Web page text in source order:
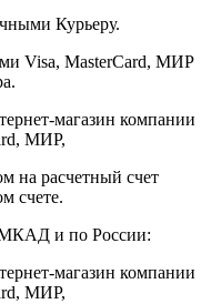
Курьеру.
Visa, MasterСard, МИР
магазин компании
МИР,
на расчетный счет
счете.
МКАД и по России:
магазин компании
МИР,